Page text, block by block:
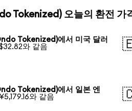
Tokenized) 오늘의 환전 가
Tokenized)에서 미국 달러
와 같음
Tokenized)에서 일본 엔
와 같음